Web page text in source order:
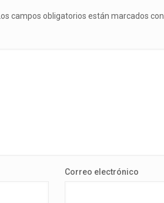
Los campos obligatorios están marcados con
Correo electrónico